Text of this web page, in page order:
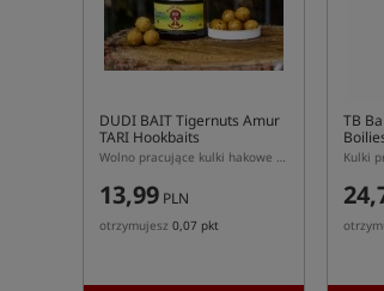
DUDI BAIT Tigernuts Amur
TARI Hookbaits
Wolno pracujące kulki hakowe DUDI BAIT Tigernuts Amur w zalewie
13,99 PLN
otrzymujesz 0,07 pkt
TB